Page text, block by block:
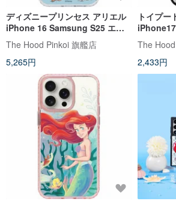
ディズニープリンセス アリエル
iPhone 16 Samsung S25 エア
クッション/スタンダード/ミラー
電話ケース
The Hood Pinkoi 旗艦店
5,265円
トイプー
グネット
ス
The
2,433円